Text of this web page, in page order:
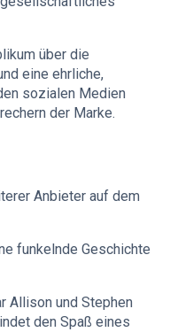
über die
eine ehrliche,
sozialen Medien
der Marke.
Anbieter auf dem
funkelnde Geschichte
Allison und Stephen
den Spaß eines